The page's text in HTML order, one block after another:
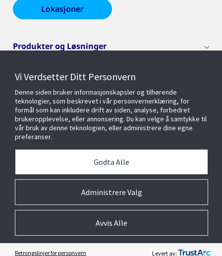
Lokasjoner
Produkter og Løsninger
Livssyklustjenester
Bransjer
Cyberløsninger
Vi Verdsetter Ditt Personvern
Denne siden bruker informasjonskapsler og tilhørende
teknologier, som beskrevet i vår personvernerklæring, for
formål som kan inkludere drift av siden, analyse, forbedret
brukeropplevelse, eller annonsering. Du kan velge å samtykke til
vår bruk av denne teknologien, eller administrere dine egne
preferanser.
Administrere Valg
Godta Alle
Avvis Alle
Retningslinjer for personvern Levert av:
Preferanser for informasjonskapsler